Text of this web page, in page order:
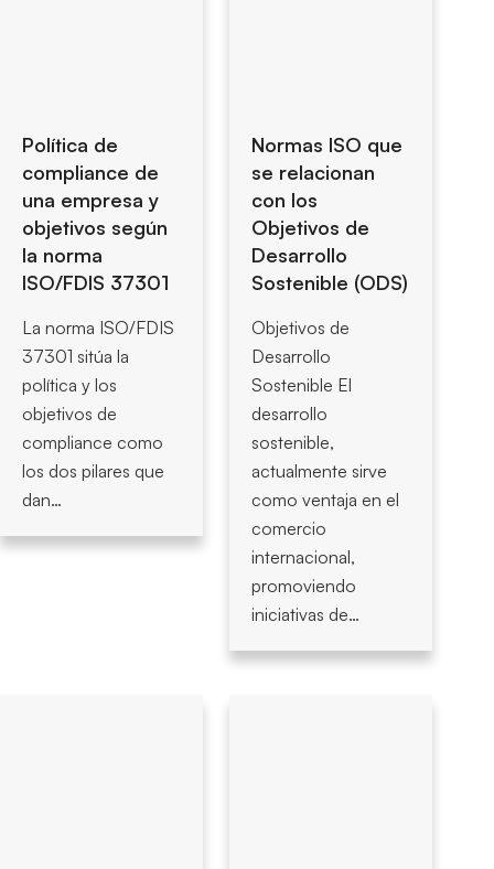
Política de
compliance de
una empresa y
objetivos según
la norma
ISO/FDIS 37301
La norma ISO/FDIS
37301 sitúa la
política y los
objetivos de
compliance como
los dos pilares que
dan…
Normas ISO que
se relacionan
con los
Objetivos de
Desarrollo
Sostenible (ODS)
Objetivos de
Desarrollo
Sostenible El
desarrollo
sostenible,
actualmente sirve
como ventaja en el
comercio
internacional,
promoviendo
iniciativas de…